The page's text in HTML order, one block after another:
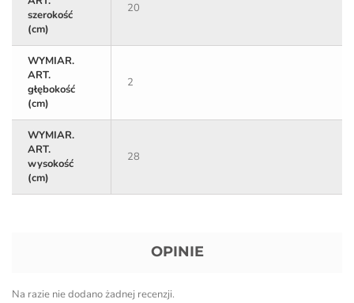
szerokość
(cm)
20
WYMIAR.
ART.
głębokość
(cm)
2
WYMIAR.
ART.
wysokość
(cm)
28
OPINIE
Na razie nie dodano żadnej recenzji.